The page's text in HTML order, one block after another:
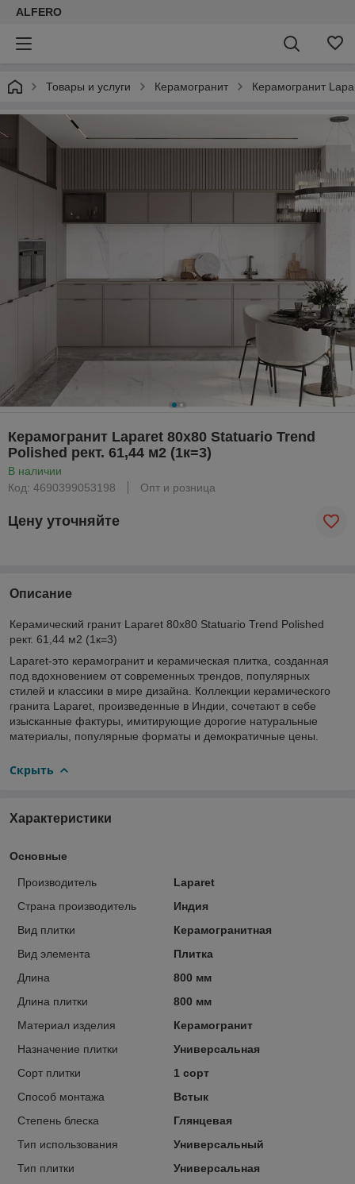
ALFERO
Товары и услуги Керамогранит Керамогранит
Керамогранит Laparet 80x80 Statuario Trend
Polished рект. 61,44 м2 (1к=3)
В наличии
Код: 4690399053198
Опт и розница
Цену уточняйте
Описание
Керамический гранит Laparet 80x80 Statuario Trend Polished
рект. 61,44 м2 (1к=3)
Laparet-это керамогранит и керамическая плитка, созданная
под вдохновением от современных трендов, популярных
стилей и классики в мире дизайна. Коллекции керамического
гранита Laparet, произведенные в Индии, сочетают в себе
изысканные фактуры, имитирующие дорогие натуральные
материалы, популярные форматы и демократичные цены.
Скрыть
Характеристики
Основные
Производитель
Laparet
Страна производитель
Индия
Вид плитки
Керамогранитная
Вид элемента
Плитка
Длина
800 мм
Длина плитки
800 мм
Материал изделия
Керамогранит
Назначение плитки
Универсальная
Сорт плитки
1 сорт
Способ монтажа
Встык
Степень блеска
Глянцевая
Тип использования
Универсальный
Тип плитки
Универсальная